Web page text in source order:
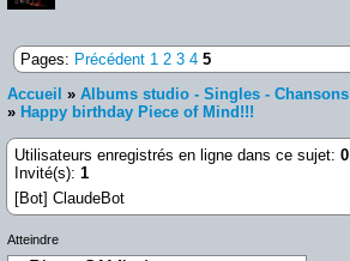
Pages: Précédent 1 2 3 4 5
Accueil » Albums studio - Singles - Chansons
» Happy birthday Piece of Mind!!!
Utilisateurs enregistrés en ligne dans ce sujet: 0
Invité(s): 1
[Bot] ClaudeBot
Atteindre